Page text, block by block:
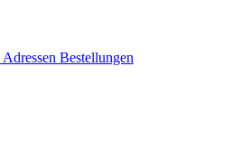
Adressen Bestellungen